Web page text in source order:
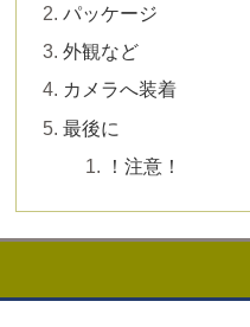
パッケージ
外観など
カメラへ装着
最後に
！注意！